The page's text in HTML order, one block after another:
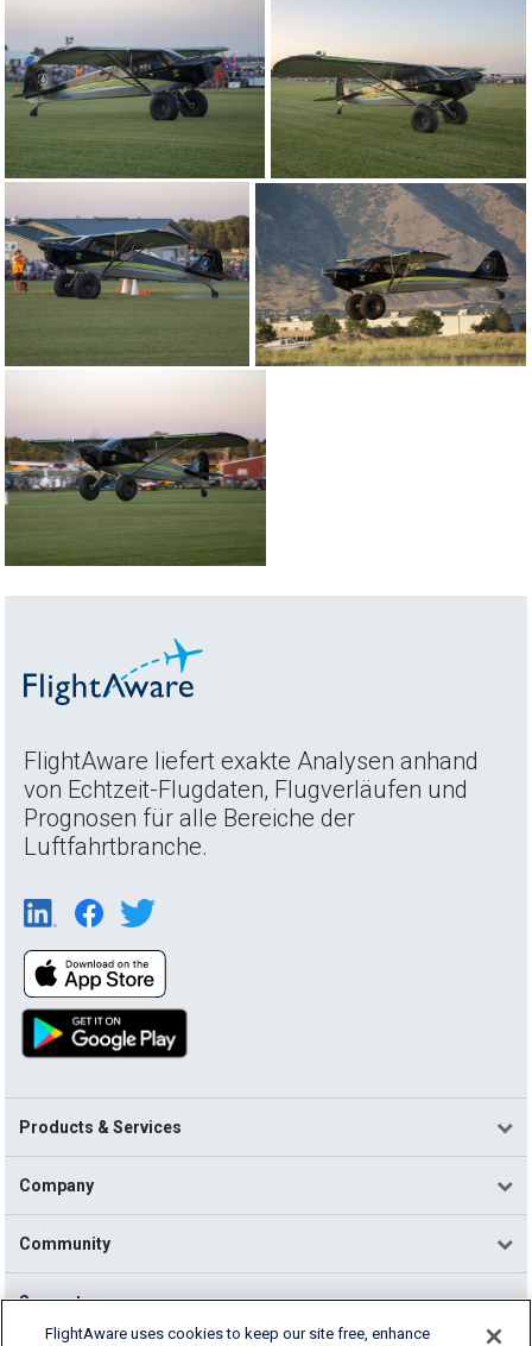
FlightAware liefert exakte Analysen anhand
von Echtzeit-Flugdaten, Flugverläufen und
Prognosen für alle Bereiche der
Luftfahrtbranche.
Products & Services
Company
Community
Support
FlightAware uses cookies to keep our site free, enhance